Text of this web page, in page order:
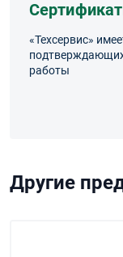
«Техсервис»
подтверждающих
работы
Другие